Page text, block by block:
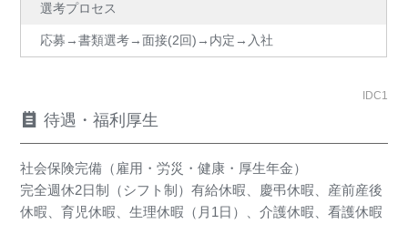
選考プロセス
応募→書類選考→面接(2回)→内定→入社
IDC1
待遇・福利厚生
社会保険完備（雇用・労災・健康・厚生年金）
完全週休2日制（シフト制）有給休暇、慶弔休暇、産前産後
休暇、育児休暇、生理休暇（月1日）、介護休暇、看護休暇